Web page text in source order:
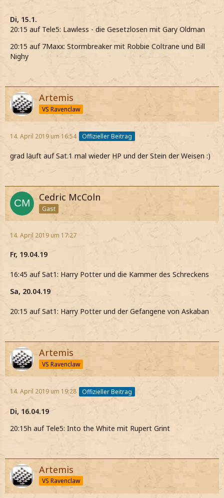
Di, 15.1.
20:15 auf Tele5: Lawless - die Gesetzlosen mit Gary Oldman
20:15 auf 7Maxx: Stormbreaker mit Robbie Coltrane und Bill
Nighy
Artemis
VS Ravenclaw
14. April 2019 um 16:54 Offizieller Beitrag
grad läuft auf Sat.1 mal wieder HP und der Stein der Weisen :)
Cedric McColn
Gast
14. April 2019 um 17:27
Fr, 19.04.19
16:45 auf Sat1: Harry Potter und die Kammer des Schreckens
Sa, 20.04.19
20:15 auf Sat1: Harry Potter und der Gefangene von Askaban
Artemis
VS Ravenclaw
14. April 2019 um 19:28 Offizieller Beitrag
Di, 16.04.19
20:15h auf Tele5: Into the White mit Rupert Grint
Artemis
VS Ravenclaw